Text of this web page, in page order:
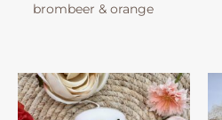
brombeer & orange